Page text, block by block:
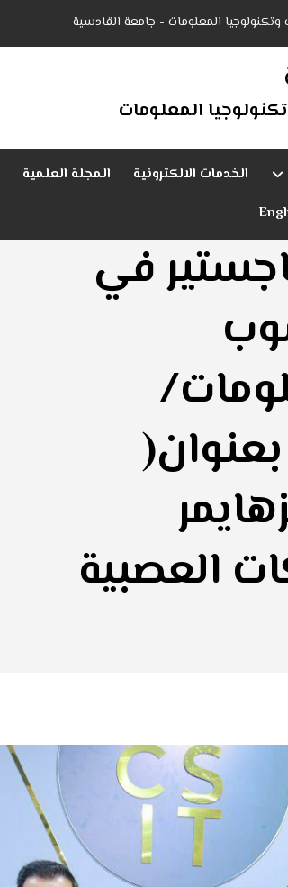
المعلومات - جامعة القادسية
المعلومات
الخدمات الالكترونية المجلة العلمية
في
العصبية